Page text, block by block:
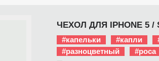
ЧЕХОЛ ДЛЯ IPHONE 5 /
#капельки #капли
#разноцветный
#роса